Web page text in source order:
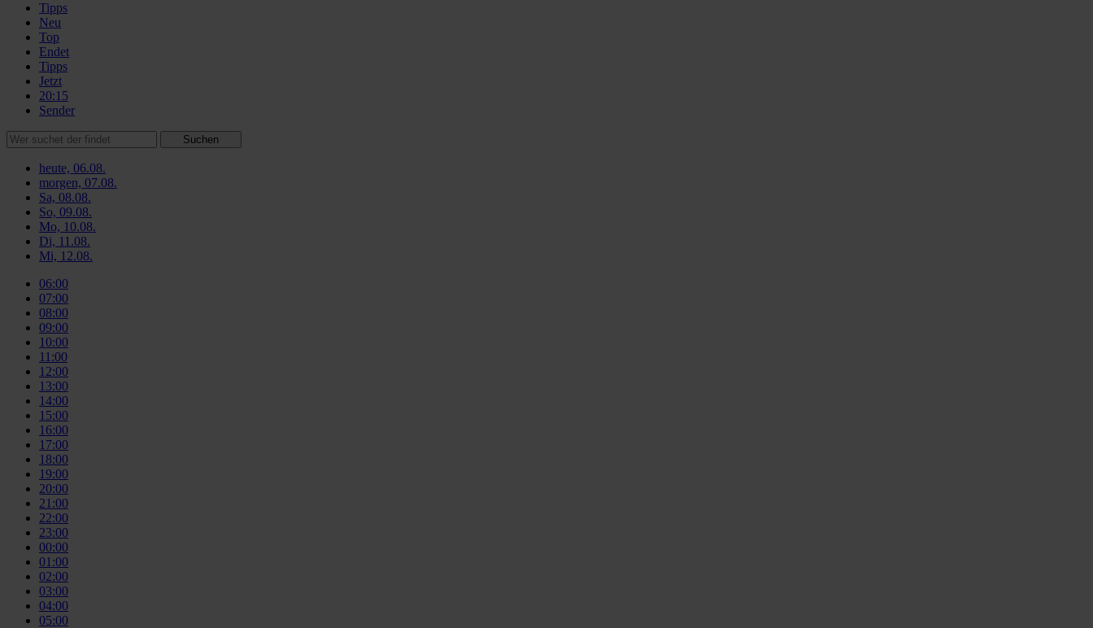
Tipps
Neu
Top
Endet
Tipps
Jetzt
20:15
Sender
Suchen
heute, 06.08.
morgen, 07.08.
Sa, 08.08.
So, 09.08.
Mo, 10.08.
Di, 11.08.
Mi, 12.08.
06:00
07:00
08:00
09:00
10:00
11:00
12:00
13:00
14:00
15:00
16:00
17:00
18:00
19:00
20:00
21:00
22:00
23:00
00:00
01:00
02:00
03:00
04:00
05:00